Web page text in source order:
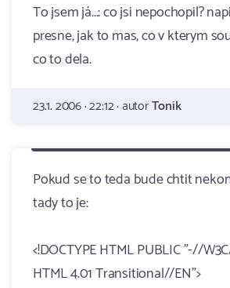
To jsem já...: co jsi nepochopil?
presne, jak to mas, co v kterym
co to dela.
23.1. 2006 · 22:12 · autorTonik
Pokud se to teda bude chtit
tady to je:
<!DOCTYPE HTML PUBLIC "-//
HTML 4.01 Transitional//EN">